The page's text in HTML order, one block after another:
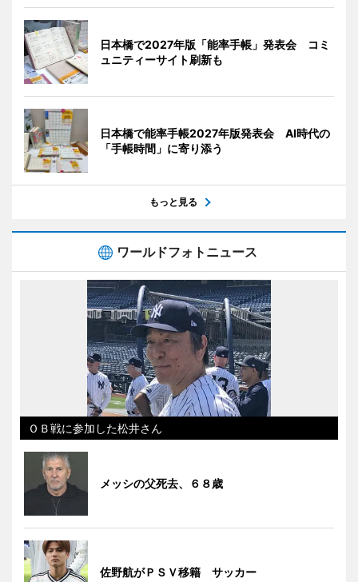
日本橋で2027年版「能率手帳」発表会 コミ
ュニティーサイト刷新も
日本橋で能率手帳2027年版発表会 AI時代の
「手帳時間」に寄り添う
もっと見る
ワールドフォトニュース
ＯＢ戦に参加した松井さん
メッシの父死去、６８歳
佐野航がＰＳＶ移籍 サッカー